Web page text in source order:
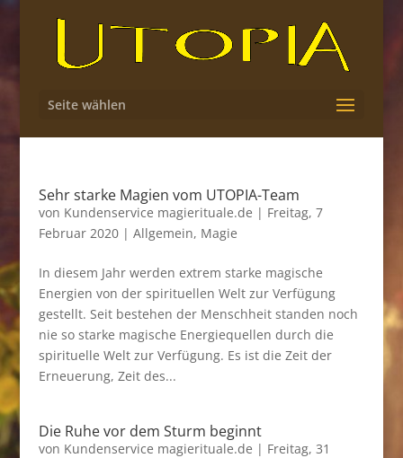
Seite wählen
Sehr starke Magien vom UTOPIA-Team
von Kundenservice magierituale.de | Freitag, 7
Februar 2020| Allgemein, Magie
In diesem Jahr werden extrem starke magische
Energien von der spirituellen Welt zur Verfügung
gestellt. Seit bestehen der Menschheit standen noch
nie so starke magische Energiequellen durch die
spirituelle Welt zur Verfügung. Es ist die Zeit der
Erneuerung, Zeit des...
Die Ruhe vor dem Sturm beginnt
von Kundenservice magierituale.de | Freitag, 31